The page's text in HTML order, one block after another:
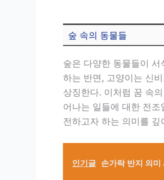
숲 속의 동물들
숲은 다양한 동물들이
하는 반면, 고양이는 신
상징한다. 이처럼 꿈 속
어나는 일들에 대한 전
전하고자 하는 의미를
인기글 손가락 반지 의